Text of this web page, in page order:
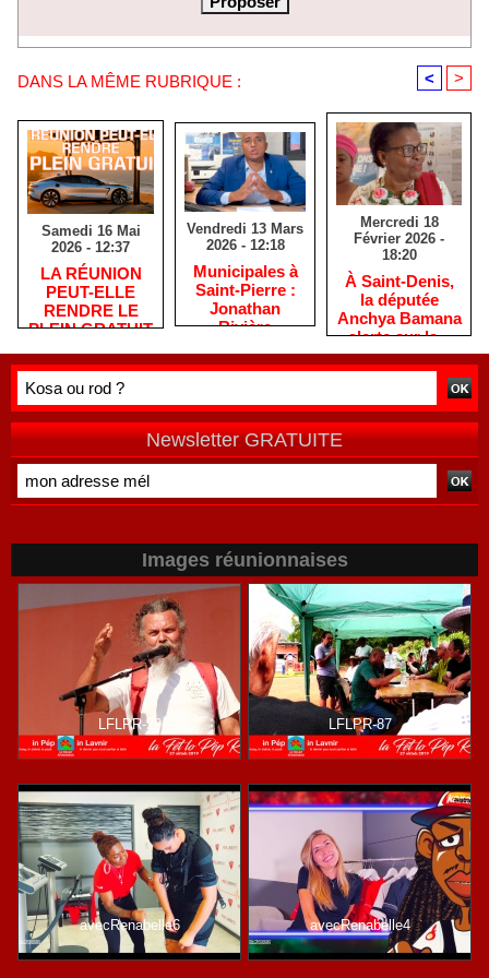
DANS LA MÊME RUBRIQUE : < >
Samedi 16 Mai
2026 - 12:37
​LA RÉUNION
PEUT-ELLE
RENDRE LE
PLEIN GRATUIT
Vendredi 13 Mars
2026 - 12:18
​Municipales à
Saint-Pierre :
Jonathan
Rivière
habitants après
de terrain
Mercredi 18
Février 2026 -
18:20
​À Saint-Denis,
la députée
Anchya Bamana
alerte sur la «
double peine »
vécue par
Newsletter GRATUITE
Images réunionnaises
LFLPR-29 LFLPR-87
avecRenabelle6 avecRenabelle4